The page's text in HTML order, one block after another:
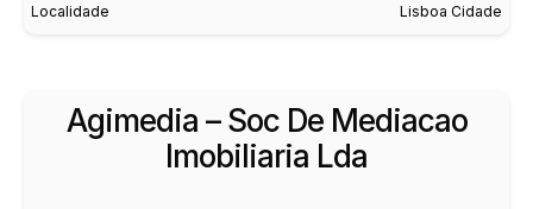
Localidade Lisboa Cidade
Agimedia – Soc De Mediacao
Imobiliaria Lda